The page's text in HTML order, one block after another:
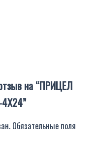
на “ПРИЦЕЛ
4X24”
Обязательные поля